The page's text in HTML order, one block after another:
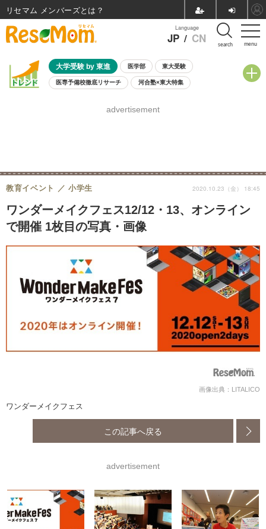
menu
Language
JP / CN search
大学受験 by 東進 医学部 東大受験
医専予備校徹底リサーチ 河合塾×東大特集
8月開催学校説明会・相談会
advertisement
ワンダーメイクフェス12/12・13、オンライン
で開催 1枚目の写真・画像
教育イベント 小学生 2020.10.23（金） 18:45
画像出典：LITALICO
ワンダーメイクフェス
この記事へ戻る
advertisement
リセマム メンバーズ